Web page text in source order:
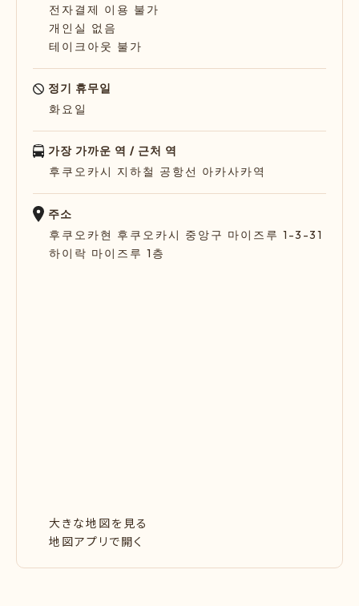
전자결제 이용 불가
개인실 없음
테이크아웃 불가
정기 휴무일
화요일
가장 가까운 역 / 근처 역
후쿠오카시 지하철 공항선 아카사카역
주소
후쿠오카현 후쿠오카시 중앙구 마이즈루 1-3-31
하이락 마이즈루 1층
大きな地図を見る
地図アプリで開く